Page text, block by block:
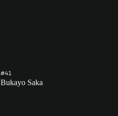
#41
Bukayo Saka